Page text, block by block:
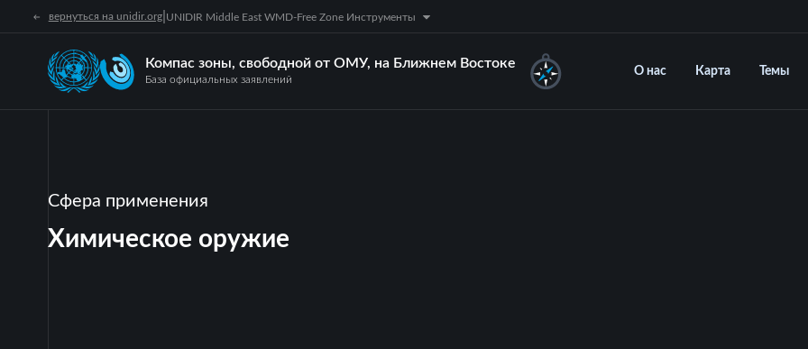
вернуться на unidir.org| UNIDIR Middle East WMD-Free Zone Инструменты
Компас зоны, свободной от ОМУ, на Ближнем Востоке
База официальных заявлений
О нас Карта Темы
Сфера применения
Химическое оружие